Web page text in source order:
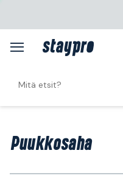
Puukkosaha